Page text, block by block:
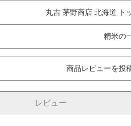
丸吉 茅野商店 北海道 ト
精米の
商品レビューを投
レビュー